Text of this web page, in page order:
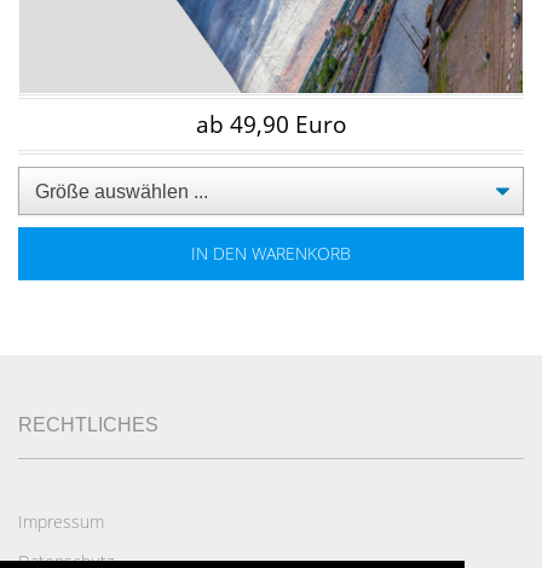
ab 49,90 Euro
IN DEN WARENKORB
RECHTLICHES
Impressum
Datenschutz